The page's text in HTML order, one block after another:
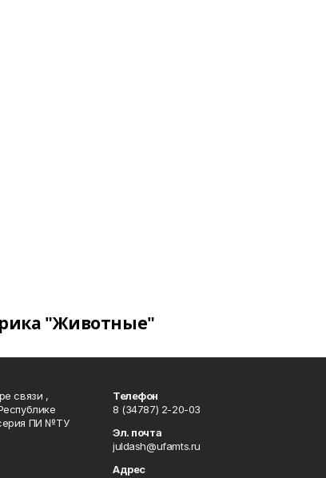
"Животные"
связи ,
ПИ №ТУ
Телефон
8 (34787) 2-20-03
Эл. почта
juldash@ufamts.ru
Адрес